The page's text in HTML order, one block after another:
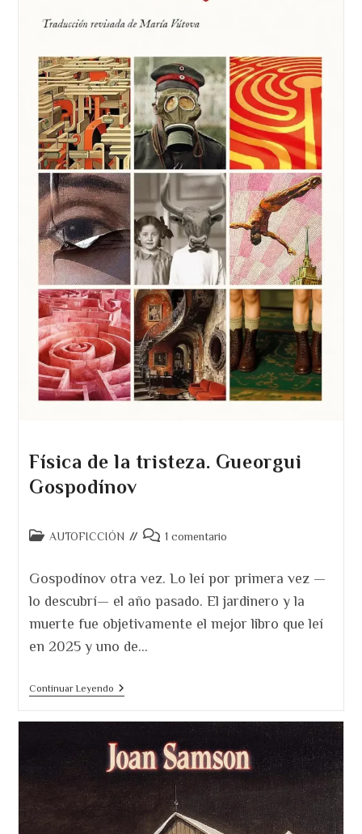
Física de la tristeza. Gueorgui
Gospodínov
Categoría
entrada:
AUTOFICCIÓN
Comentarios
entrada:
1 comentario
Gospodínov otra vez. Lo leí por primera vez —
lo descubrí— el año pasado. El jardinero y la
muerte fue objetivamente el mejor libro que leí
en 2025 y uno de…
Continuar LeyendoFísica
Tristeza.
Gueorgui
Gospodínov